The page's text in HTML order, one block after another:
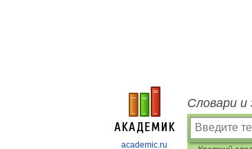
academic.ru
Словари и